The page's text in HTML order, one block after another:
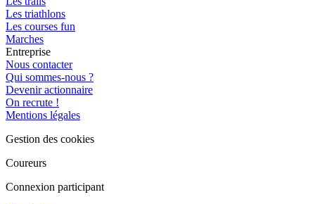
Les triathlons
Les courses fun
Marches
Entreprise
Nous contacter
Qui sommes-nous ?
Devenir actionnaire
On recrute !
Mentions légales
Gestion des cookies
Coureurs
Connexion participant